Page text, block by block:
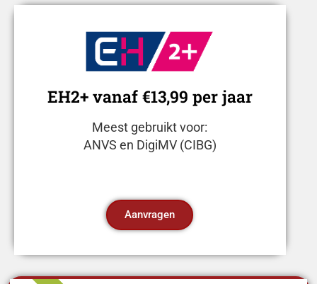
EH2+ vanaf €13,99 per jaar
Meest gebruikt voor:
ANVS en DigiMV (CIBG)
Aanvragen